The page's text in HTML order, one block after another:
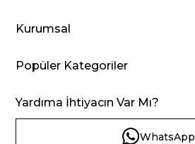
Kurumsal
Popüler Kategoriler
Yardıma İhtiyacın Var Mı?
WhatsApp